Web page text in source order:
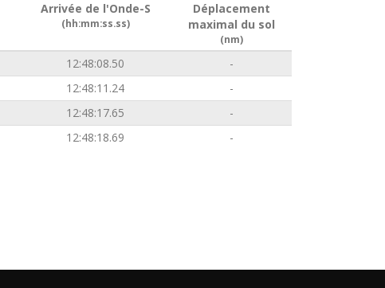
Arrivée de l'Onde-S
(hh:mm:ss.ss)
Déplacement
maximal du sol
(nm)
12:48:08.50
-
12:48:11.24
-
12:48:17.65
-
12:48:18.69 -